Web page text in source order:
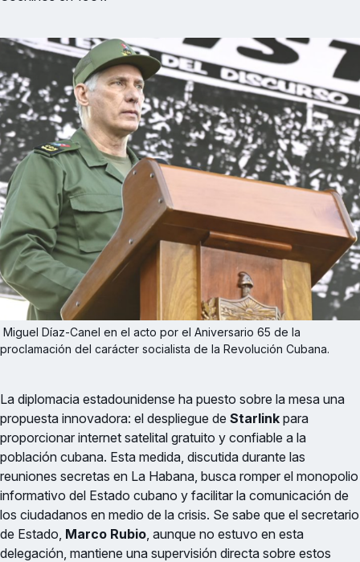
Miguel Díaz-Canel en el acto por el Aniversario 65 de la
proclamación del carácter socialista de la Revolución Cubana.
La diplomacia estadounidense ha puesto sobre la mesa una
propuesta innovadora: el despliegue de Starlink para
proporcionar internet satelital gratuito y confiable a la
población cubana. Esta medida, discutida durante las
reuniones secretas en La Habana, busca romper el monopolio
informativo del Estado cubano y facilitar la comunicación de
los ciudadanos en medio de la crisis. Se sabe que el secretario
de Estado, Marco Rubio , aunque no estuvo en esta
delegación, mantiene una supervisión directa sobre estos